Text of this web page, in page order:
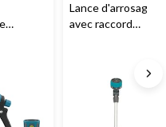
Lance d'arrosage
avec raccord